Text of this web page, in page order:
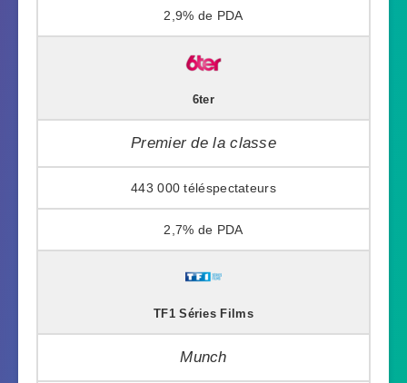
2,9%
6ter
Premier de la classe
443 000
2,7%
TF1 Séries Films
Munch